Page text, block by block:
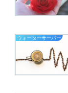
ウォーターサーバー